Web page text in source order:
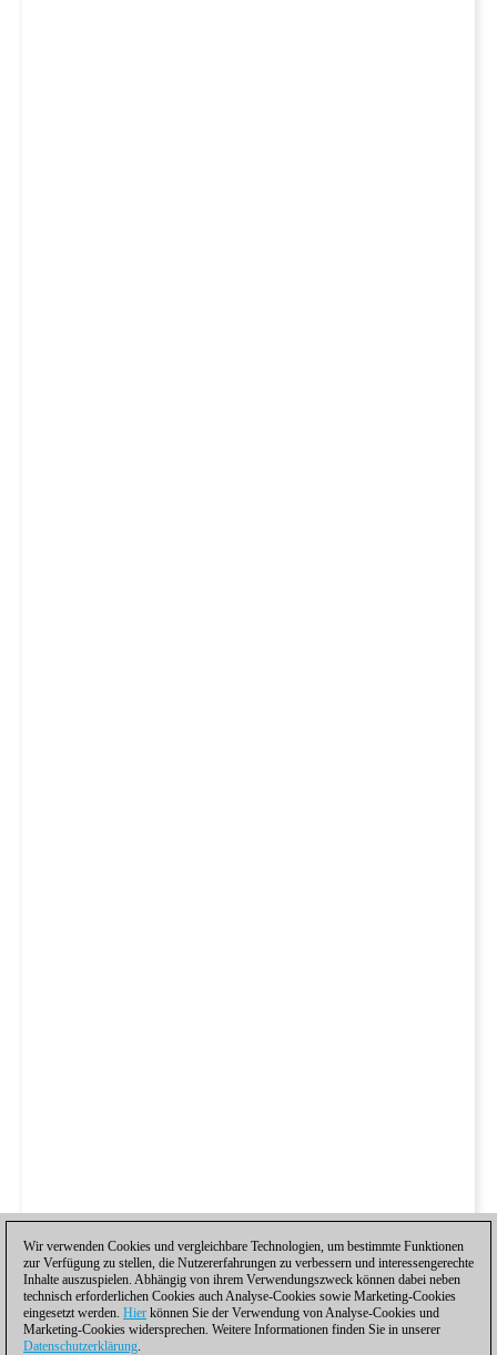
Wir verwenden Cookies und vergleichbare Technologien, um bestimmte Funktionen
zur Verfügung zu stellen, die Nutzererfahrungen zu verbessern und interessengerechte
Inhalte auszuspielen. Abhängig von ihrem Verwendungszweck können dabei neben
technisch erforderlichen Cookies auch Analyse-Cookies sowie Marketing-Cookies
eingesetzt werden. Hier können Sie der Verwendung von Analyse-Cookies und
Marketing-Cookies widersprechen. Weitere Informationen finden Sie in unserer
Datenschutzerklärung.